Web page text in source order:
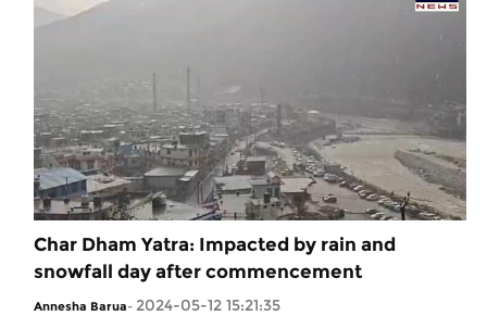
Char Dham Yatra: Impacted by rain and
snowfall day after commencement
Annesha Barua- 2024-05-12 15:21:35